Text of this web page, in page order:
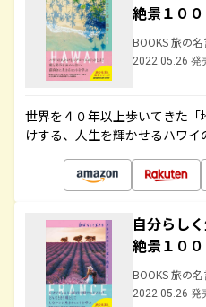
絶景１００
BOOKS 旅の
2022.05.26 発
世界を４０年以上歩いてきた
けする、人生を輝かせるハワ
自分らし
絶景１００
BOOKS 旅の
2022.05.26 発